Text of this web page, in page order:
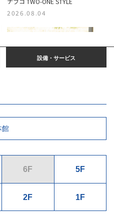
設備・サービス
館
6F 5F
2F 1F